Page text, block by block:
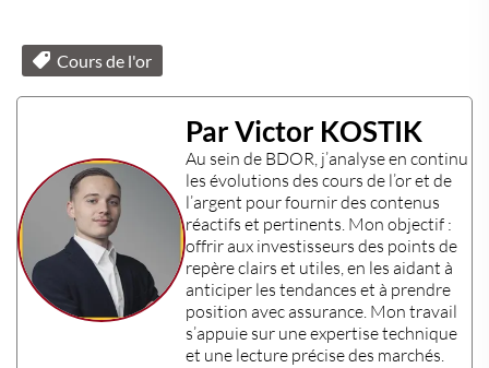
Cours de l'or
Par Victor KOSTIK
Au sein de BDOR, j’analyse en continu
les évolutions des cours de l’oret de
l’argent pour fournir des contenus
réactifs et pertinents. Mon objectif :
offrir aux investisseurs des points de
repère clairs et utiles, en les aidant à
anticiper les tendances et à prendre
position avec assurance. Mon travail
s’appuie sur uneexpertise technique
et une lecture précise des marchés.